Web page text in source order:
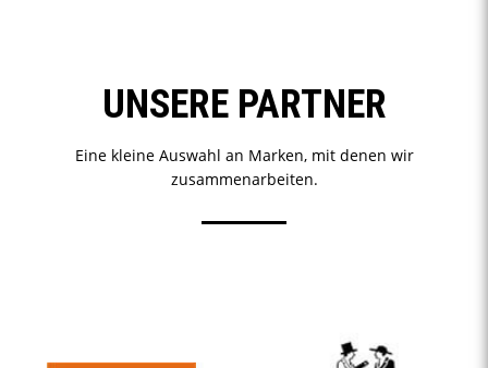
UNSERE PARTNER
Eine kleine Auswahl an Marken, mit denen wir
zusammenarbeiten.